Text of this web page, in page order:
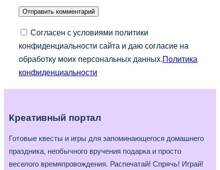
Согласен с условиями политики
конфиденциальности сайта и даю согласие на
обработку моих персональных данных. Политика
конфиденциальности
Креативный портал
Готовые квесты и игры для запоминающегося домашнего
праздника, необычного вручения подарка и просто
веселого времяпровождения. Распечатай! Спрячь! Играй!